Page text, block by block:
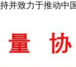
并致力于推动中